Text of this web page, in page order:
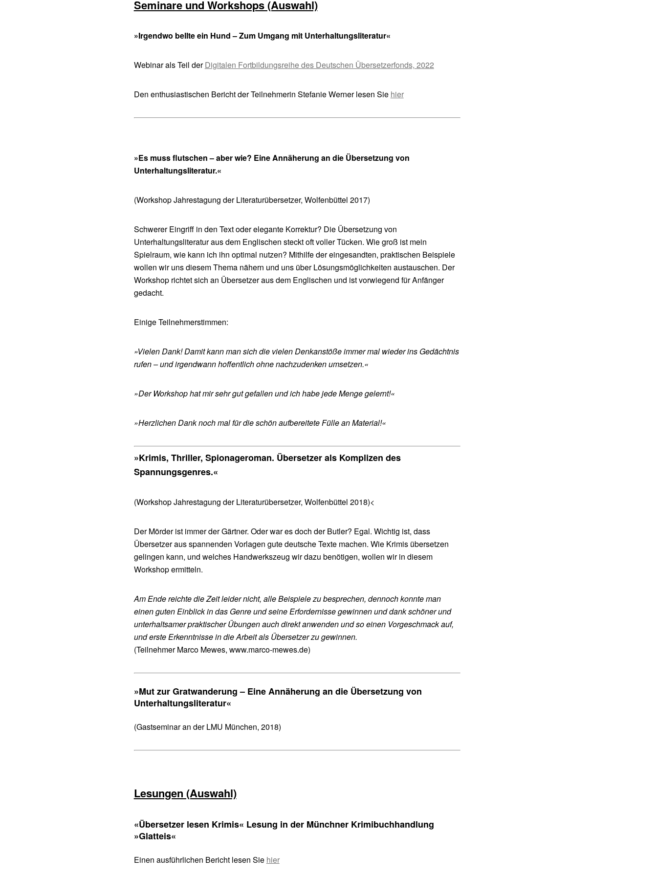
Seminare und Workshops (Auswahl)
»Irgendwo bellte ein Hund – Zum Umgang mit Unterhaltungsliteratur«
Webinar als Teil derDigitalen Fortbildungsreihe des Deutschen Übersetzerfonds, 2022
Den enthusiastischen Bericht der Teilnehmerin Stefanie Werner lesen Sie hier
»Es muss flutschen – aber wie? Eine Annäherung an die Übersetzung von
Unterhaltungsliteratur.«
(Workshop Jahrestagung der Literaturübersetzer, Wolfenbüttel 2017)
Schwerer Eingriff in den Text oder elegante Korrektur? Die Übersetzung von
Unterhaltungsliteratur aus dem Englischen steckt oft voller Tücken. Wie groß ist mein
Spielraum, wie kann ich ihn optimal nutzen? Mithilfe der eingesandten, praktischen Beispiele
wollen wir uns diesem Thema nähern und uns über Lösungsmöglichkeiten austauschen. Der
Workshop richtet sich an Übersetzer aus dem Englischen und ist vorwiegend für Anfänger
gedacht.
Einige Teilnehmerstimmen:
»Vielen Dank! Damit kann man sich die vielen Denkanstöße immer mal wieder ins Gedächtnis
rufen – und irgendwann hoffentlich ohne nachzudenken umsetzen.«
»Der Workshop hat mir sehr gut gefallen und ich habe jede Menge gelernt!«
»Herzlichen Dank noch mal für die schön aufbereitete Fülle an Material!«
»Krimis, Thriller, Spionageroman. Übersetzer als Komplizen des
Spannungsgenres.«
(Workshop Jahrestagung der Literaturübersetzer, Wolfenbüttel 2018)<
Der Mörder ist immer der Gärtner. Oder war es doch der Butler? Egal. Wichtig ist, dass
Übersetzer aus spannenden Vorlagen gute deutsche Texte machen. Wie Krimis übersetzen
gelingen kann, und welches Handwerkszeug wir dazu benötigen, wollen wir in diesem
Workshop ermitteln.
Am Ende reichte die Zeit leider nicht, alle Beispiele zu besprechen, dennoch konnte man
einen guten Einblick in das Genre und seine Erfordernisse gewinnen und dank schöner und
unterhaltsamer praktischer Übungen auch direkt anwenden und so einen Vorgeschmack auf,
und erste Erkenntnisse in die Arbeit als Übersetzer zu gewinnen.
(Teilnehmer Marco Mewes, www.marco-mewes.de)
»Mut zur Gratwanderung – Eine Annäherung an die Übersetzung von
Unterhaltungsliteratur«
(Gastseminar an der LMU München, 2018)
Lesungen (Auswahl)
«Übersetzer lesen Krimis« Lesung in der Münchner Krimibuchhandlung
»Glatteis«
Einen ausführlichen Bericht lesen Sie hier